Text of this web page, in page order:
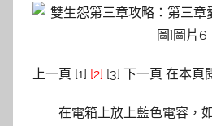
上一頁 [1] [2] [3] 下一頁 在本頁
在電箱上放上藍色電容，